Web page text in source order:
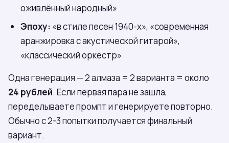
оживлённый народный»
Эпоху: «в стиле песен 1940-х», «современная
аранжировка с акустической гитарой»,
«классический оркестр»
Одна генерация — 2 алмаза = 2 варианта = около
24 рублей. Если первая пара не зашла,
переделываете промпт и генерируете повторно.
Обычно с 2-3 попытки получается финальный
вариант.